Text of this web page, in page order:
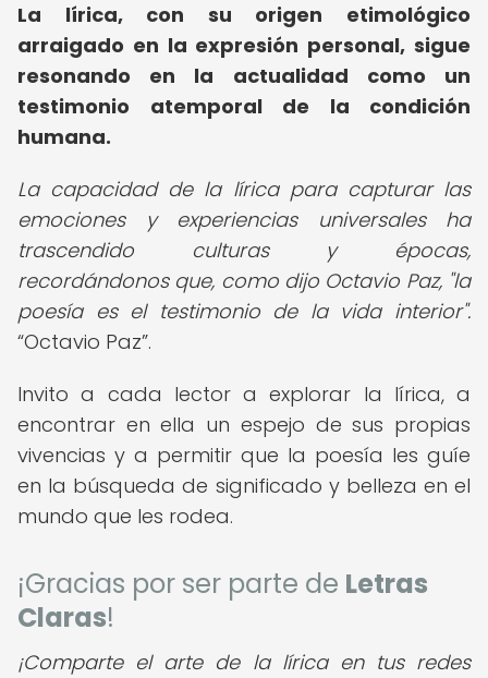
La lírica, con su origen etimológico
arraigado en la expresión personal, sigue
resonando en la actualidad como un
testimonio atemporal de la condición
humana.
La capacidad de la lírica para capturar las
emociones y experiencias universales ha
trascendido culturas y épocas,
recordándonos que, como dijo Octavio Paz, "la
poesía es el testimonio de la vida interior".
Octavio Paz .
Invito a cada lector a explorar la lírica, a
encontrar en ella un espejo de sus propias
vivencias y a permitir que la poesía les guíe
en la búsqueda de significado y belleza en el
mundo que les rodea.
¡Gracias por ser parte de Letras
Claras!
¡Comparte el arte de la lírica en tus redes